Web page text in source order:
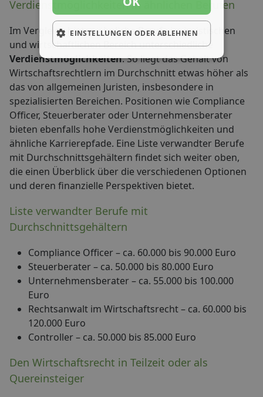
Verdienstmöglichkeiten in ähnlichen Berufen
Im Vergleich bieten ähnliche Berufe im juristischen
und wirtschaftlichen Bereich unterschiedliche
Verdienstmöglichkeiten. So liegt das Gehalt von
Wirtschaftsrechtlern im Durchschnitt etwas höher als
das von allgemeinen Juristen, insbesondere in
spezialisierten Bereichen. Positionen wie Compliance
Officer, Steuerberater oder Unternehmensberater
bieten ebenfalls hohe Verdienstmöglichkeiten und
ähnliche Karrierepfade. Eine Liste verwandter Berufe
mit Durchschnittsgehältern findet sich weiter oben,
die einen Überblick über die verschiedenen Optionen
und deren finanzielle Perspektiven bietet.
Liste verwandter Berufe mit
Durchschnittsgehältern
Compliance Officer – ca. 60.000 bis 90.000 Euro
Steuerberater – ca. 50.000 bis 80.000 Euro
Unternehmensberater – ca. 55.000 bis 100.000
Euro
Rechtsanwalt im Wirtschaftsrecht – ca. 60.000 bis
120.000 Euro
Controller – ca. 50.000 bis 85.000 Euro
Den Wirtschaftsrecht in Teilzeit oder als
Quereinsteiger
EINSTELLUNGEN ODER ABLEHNEN